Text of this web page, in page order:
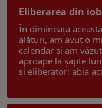
Eliberarea din
În dimineața
alături, am avut o
calendar și am
aproape la șapte
și eliberator: abia